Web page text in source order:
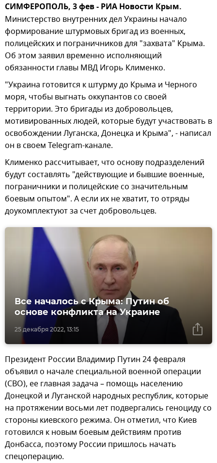
СИМФЕРОПОЛЬ, 3 фев - РИА Новости Крым.
Министерство внутренних дел Украины начало
формирование штурмовых бригад из военных,
полицейских и пограничников для "захвата" Крыма.
Об этом заявил временно исполняющий
обязанности главы МВД Игорь Клименко.
"Украина готовится к штурму до Крыма и Черного
моря, чтобы выгнать оккупантов со своей
территории. Это бригады из добровольцев,
мотивированных людей, которые будут участвовать в
освобождении Луганска, Донецка и Крыма", - написал
он в своем Telegram-канале.
Клименко рассчитывает, что основу подразделений
будут составлять "действующие и бывшие военные,
пограничники и полицейские со значительным
боевым опытом". А если их не хватит, то отряды
доукомплектуют за счет добровольцев.
25 декабря 2022, 13:15
Все началось с Крыма: Путин об
основе конфликта на Украине
Президент России Владимир Путин 24 февраля
объявил о начале специальной военной операции
(СВО), ее главная задача – помощь населению
Донецкой и Луганской народных республик, которые
на протяжении восьми лет подвергались геноциду со
стороны киевского режима. Он отметил, что Киев
готовился к новым боевым действиям против
Донбасса, поэтому России пришлось начать
спецоперацию.